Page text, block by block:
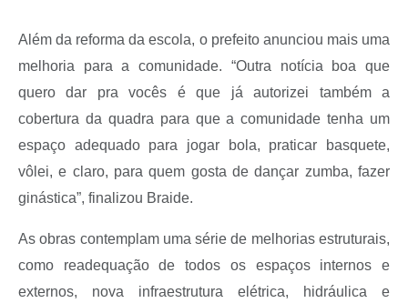
Além da reforma da escola, o prefeito anunciou mais uma
melhoria para a comunidade. “Outra notícia boa que
quero dar pra vocês é que já autorizei também a
cobertura da quadra para que a comunidade tenha um
espaço adequado para jogar bola, praticar basquete,
vôlei, e claro, para quem gosta de dançar zumba, fazer
ginástica”, finalizou Braide.
As obras contemplam uma série de melhorias estruturais,
como readequação de todos os espaços internos e
externos, nova infraestrutura elétrica, hidráulica e